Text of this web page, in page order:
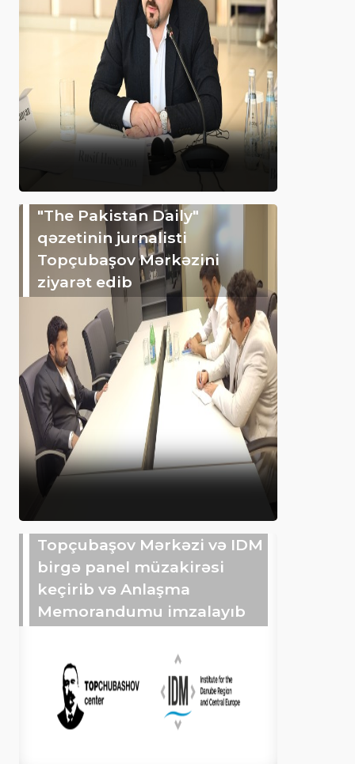
"The Pakistan Daily"
qəzetinin jurnalisti
Topçubaşov Mərkəzini
ziyarət edib
Topçubaşov Mərkəzi və IDM
birgə panel müzakirəsi
keçirib və Anlaşma
Memorandumu imzalayıb